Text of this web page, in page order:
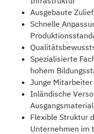
Ausgebaute
Schnelle
Spezialisierte
hohem
Junge Mitarbeiter
Inländische
Flexible Struktur
Unternehmen im